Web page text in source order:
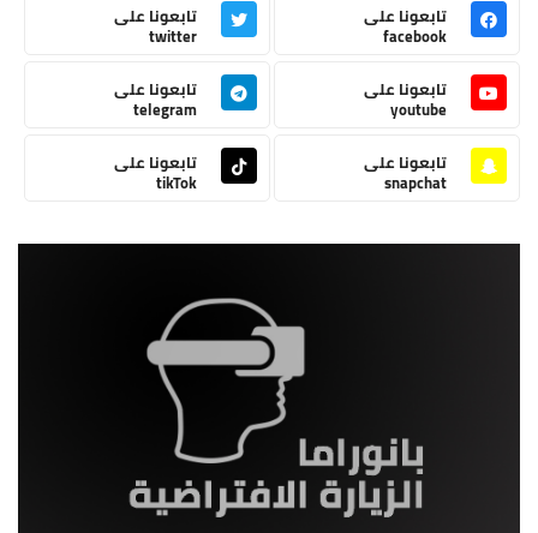
تابعونا على
facebook
تابعونا على
twitter
تابعونا على
youtube
تابعونا على
telegram
تابعونا على
snapchat
تابعونا على
tikTok